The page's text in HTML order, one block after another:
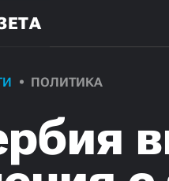
ПОЛИТИКА